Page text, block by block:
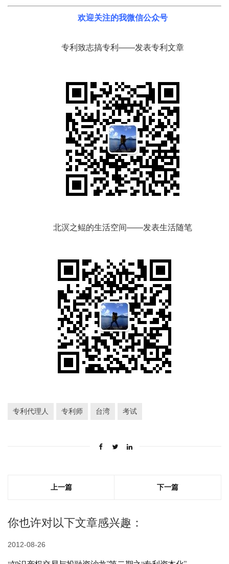
欢迎关注的我微信公众号
专利致志搞专利——发表专利文章
北溟之鲲的生活空间——发表生活随笔
专利代理人 专利师 台湾 考试
上一篇 下一篇
你也许对以下文章感兴趣：
2012-08-26